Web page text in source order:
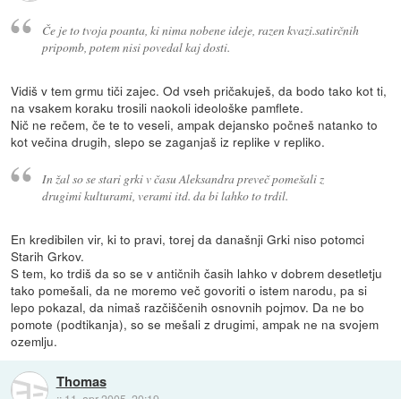
Če je to tvoja poanta, ki nima nobene ideje, razen kvazi.satirčnih
pripomb, potem nisi povedal kaj dosti.
Vidiš v tem grmu tiči zajec. Od vseh pričakuješ, da bodo tako kot ti,
na vsakem koraku trosili naokoli ideološke pamflete.
Nič ne rečem, če te to veseli, ampak dejansko počneš natanko to
kot večina drugih, slepo se zaganjaš iz replike v repliko.
In žal so se stari grki v času Aleksandra preveč pomešali z
drugimi kulturami, verami itd. da bi lahko to trdil.
En kredibilen vir, ki to pravi, torej da današnji Grki niso potomci
Starih Grkov.
S tem, ko trdiš da so se v antičnih časih lahko v dobrem desetletju
tako pomešali, da ne moremo več govoriti o istem narodu, pa si
lepo pokazal, da nimaš razčiščenih osnovnih pojmov. Da ne bo
pomote (podtikanja), so se mešali z drugimi, ampak ne na svojem
ozemlju.
Thomas